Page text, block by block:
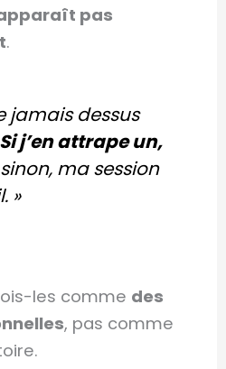
pas
.
jamais dessus
Si j’en attrape un,
ma session
»
les comme des
, pas comme